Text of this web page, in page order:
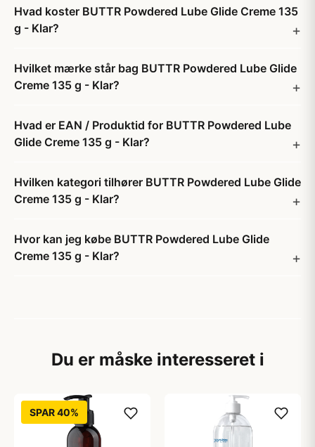
Hvad koster BUTTR Powdered Lube Glide Creme 135
g - Klar?
Hvilket mærke står bag BUTTR Powdered Lube Glide
Creme 135 g - Klar?
Hvad er EAN / Produktid for BUTTR Powdered Lube
Glide Creme 135 g - Klar?
Hvilken kategori tilhører BUTTR Powdered Lube Glide
Creme 135 g - Klar?
Hvor kan jeg købe BUTTR Powdered Lube Glide
Creme 135 g - Klar?
Du er måske interesseret i
SPAR 40%